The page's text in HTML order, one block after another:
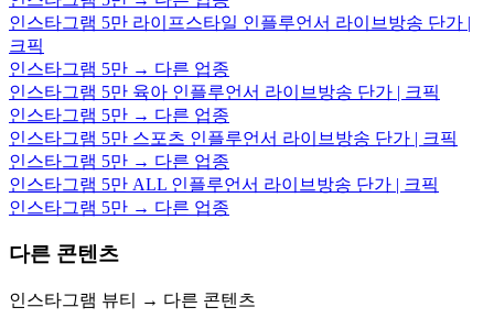
인스타그램 5만 라이프스타일 인플루언서 라이브방송 단가 |
크픽
인스타그램 5만 → 다른 업종
인스타그램 5만 육아 인플루언서 라이브방송 단가 | 크픽
인스타그램 5만 → 다른 업종
인스타그램 5만 스포츠 인플루언서 라이브방송 단가 | 크픽
인스타그램 5만 → 다른 업종
인스타그램 5만 ALL 인플루언서 라이브방송 단가 | 크픽
인스타그램 5만 → 다른 업종
다른 콘텐츠
인스타그램 뷰티 → 다른 콘텐츠